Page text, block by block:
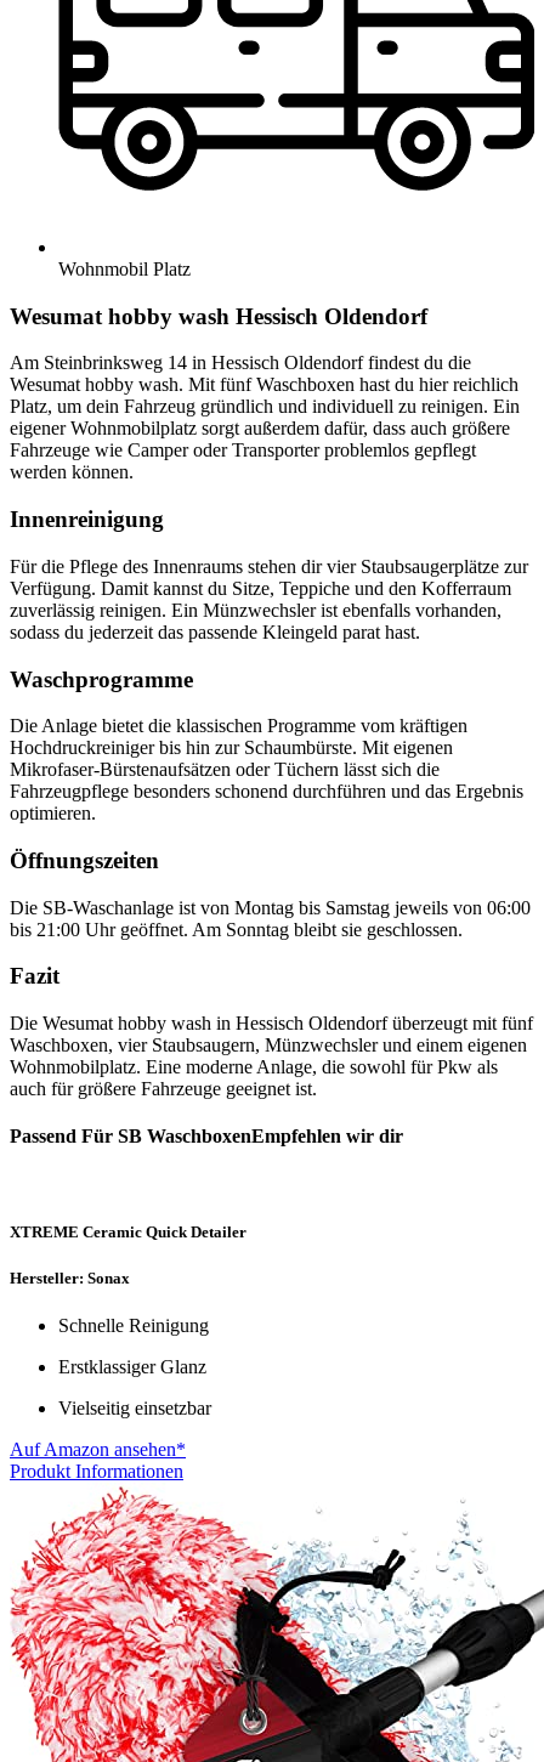
Wohnmobil Platz
Wesumat hobby wash Hessisch Oldendorf
Am Steinbrinksweg 14 in Hessisch Oldendorf findest du die
Wesumat hobby wash. Mit fünf Waschboxen hast du hier reichlich
Platz, um dein Fahrzeug gründlich und individuell zu reinigen. Ein
eigener Wohnmobilplatz sorgt außerdem dafür, dass auch größere
Fahrzeuge wie Camper oder Transporter problemlos gepflegt
werden können.
Innenreinigung
Für die Pflege des Innenraums stehen dir vier Staubsaugerplätze zur
Verfügung. Damit kannst du Sitze, Teppiche und den Kofferraum
zuverlässig reinigen. Ein Münzwechsler ist ebenfalls vorhanden,
sodass du jederzeit das passende Kleingeld parat hast.
Waschprogramme
Die Anlage bietet die klassischen Programme vom kräftigen
Hochdruckreiniger bis hin zur Schaumbürste. Mit eigenen
Mikrofaser-Bürstenaufsätzen oder Tüchern lässt sich die
Fahrzeugpflege besonders schonend durchführen und das Ergebnis
optimieren.
Öffnungszeiten
Die SB-Waschanlage ist von Montag bis Samstag jeweils von 06:00
bis 21:00 Uhr geöffnet. Am Sonntag bleibt sie geschlossen.
Fazit
Die Wesumat hobby wash in Hessisch Oldendorf überzeugt mit fünf
Waschboxen, vier Staubsaugern, Münzwechsler und einem eigenen
Wohnmobilplatz. Eine moderne Anlage, die sowohl für Pkw als
auch für größere Fahrzeuge geeignet ist.
Passend Für SB WaschboxenEmpfehlen wir dir
XTREME Ceramic Quick Detailer
Hersteller: Sonax
Schnelle Reinigung
Erstklassiger Glanz
Vielseitig einsetzbar
Auf Amazon ansehen*
Produkt Informationen